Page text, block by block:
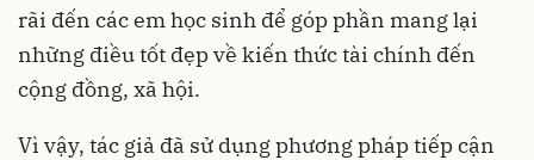
rãi đến các em học sinh để góp phần mang lại
những điều tốt đẹp về kiến thức tài chính đến
cộng đồng, xã hội.
Vì vậy, tác giả đã sử dụng phương pháp tiếp cận